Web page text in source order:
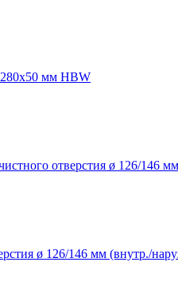
мм HBW
отверстия ø 126/146
ø 126/146 мм (внутр./